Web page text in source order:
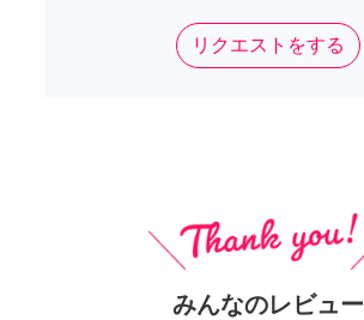
リクエストをする
みんなのレビュー